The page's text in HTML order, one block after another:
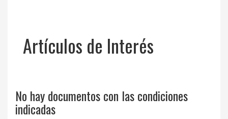
Artículos de Interés
No hay documentos con las condiciones
indicadas